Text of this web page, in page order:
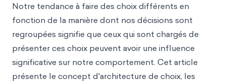
Notre tendance à faire des choix différents en
fonction de la manière dont nos décisions sont
regroupées signifie que ceux qui sont chargés de
présenter ces choix peuvent avoir une influence
significative sur notre comportement. Cet article
présente le concept d'architecture de choix, les